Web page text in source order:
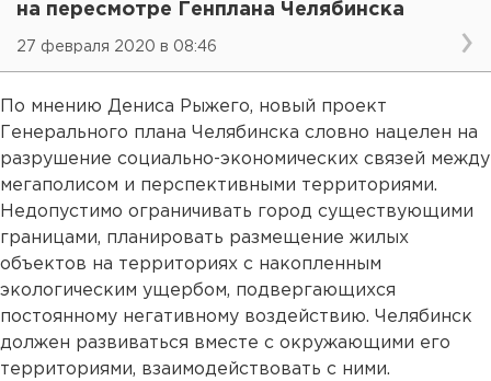
на пересмотре Генплана Челябинска
27 февраля 2020 в 08:46
По мнению Дениса Рыжего, новый проект
Генерального плана Челябинска словно нацелен на
разрушение социально-экономических связей между
мегаполисом и перспективными территориями.
Недопустимо ограничивать город существующими
границами, планировать размещение жилых
объектов на территориях с накопленным
экологическим ущербом, подвергающихся
постоянному негативному воздействию. Челябинск
должен развиваться вместе с окружающими его
территориями, взаимодействовать с ними.